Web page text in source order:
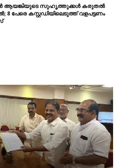
ആയങ്കിയുടെ സുഹൃത്തുക്കൾ കരുതൽ
8 പേരെ കസ്റ്റഡിയിലെടുത്ത് വളപട്ടണം